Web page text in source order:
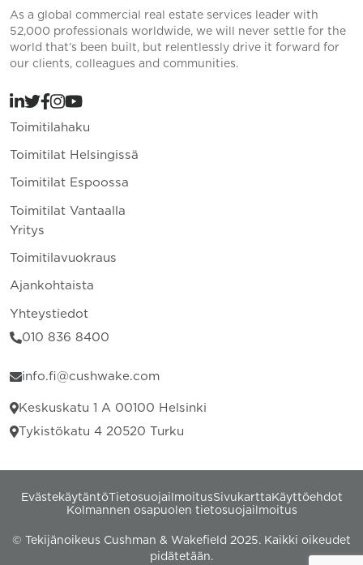
As a global commercial real estate services leader with
52,000 professionals worldwide, we will never settle for the
world that’s been built, but relentlessly drive it forward for
our clients, colleagues and communities.
Toimitilahaku
Toimitilat Helsingissä
Toimitilat Espoossa
Toimitilat Vantaalla
Yritys
Toimitilavuokraus
Ajankohtaista
Yhteystiedot
010 836 8400
info.fi@cushwake.com
Keskuskatu 1 A 00100 Helsinki
Tykistökatu 4 20520 Turku
EvästekäytäntöTietosuojailmoitusSivukartta Käyttöehdot
Kolmannen osapuolen tietosuojailmoitus
© Tekijänoikeus Cushman & Wakefield 2025. Kaikki oikeudet
pidätetään.